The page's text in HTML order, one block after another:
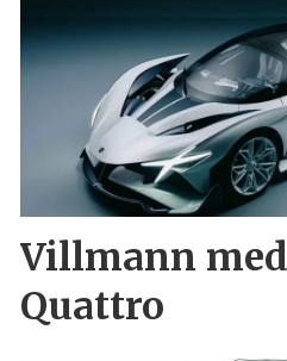
Villmann
Quattro